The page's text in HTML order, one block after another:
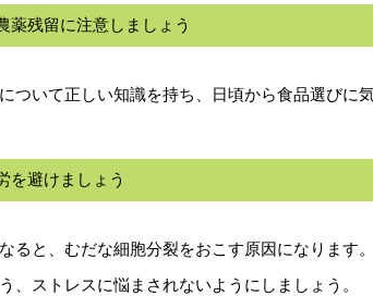
薬残留に注意しましょう
ついて正しい知識を持ち、日頃から食品選びに
を避けましょう
ると、むだな細胞分裂をおこす原因になります。
、ストレスに悩まされないようにしましょう。